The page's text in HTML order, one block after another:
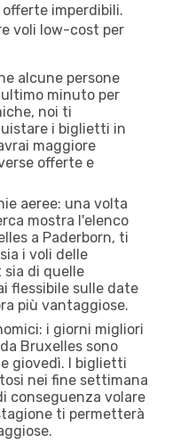
imperdibili.
voli low-cost per
alcune persone
minuto per
noi ti
i biglietti in
maggiore
offerte e
aeree: una volta
mostra l'elenco
a Paderborn, ti
i voli delle
sia di quelle
flessibile sulle date
più vantaggiose.
i giorni migliori
Bruxelles sono
giovedì. I biglietti
nei fine settimana
conseguenza volare
ti permetterà